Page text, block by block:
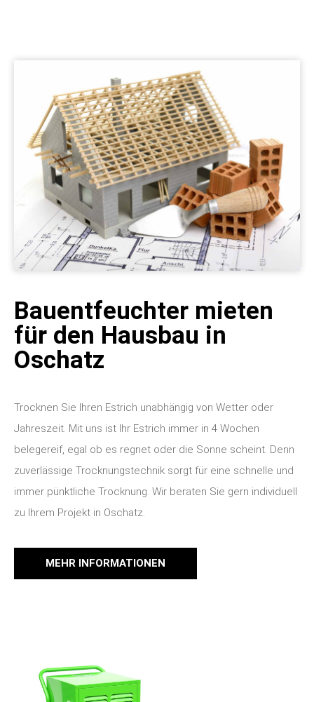
Bauentfeuchter mieten
für den Hausbau in
Oschatz
Trocknen Sie Ihren Estrich unabhängig von Wetter oder
Jahreszeit. Mit uns ist Ihr Estrich immer in 4 Wochen
belegereif, egal ob es regnet oder die Sonne scheint. Denn
zuverlässige Trocknungstechnik sorgt für eine schnelle und
immer pünktliche Trocknung. Wir beraten Sie gern individuell
zu Ihrem Projekt in Oschatz.
MEHR INFORMATIONEN